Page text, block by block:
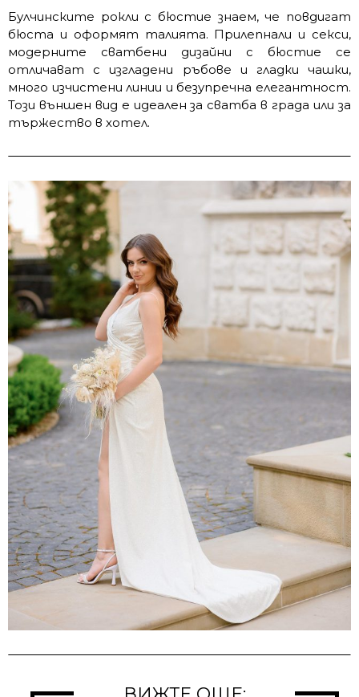
Булчинските рокли с бюстие знаем, че повдигат
бюста и оформят талията. Прилепнали и секси,
модерните сватбени дизайни с бюстие се
отличават с изгладени ръбове и гладки чашки,
много изчистени линии и безупречна елегантност.
Този външен вид е идеален за сватба в града или за
тържество в хотел.